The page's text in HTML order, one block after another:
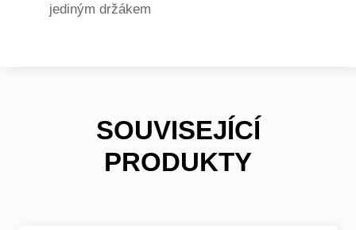
jediným držákem
SOUVISEJÍCÍ
PRODUKTY